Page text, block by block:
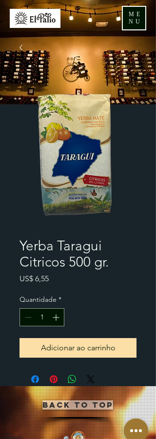
ME
NU
Yerba Taragui
Citricos 500 gr.
US$ 6,55Preço
Quantidade *
Adicionar ao carrinho
Back to Top